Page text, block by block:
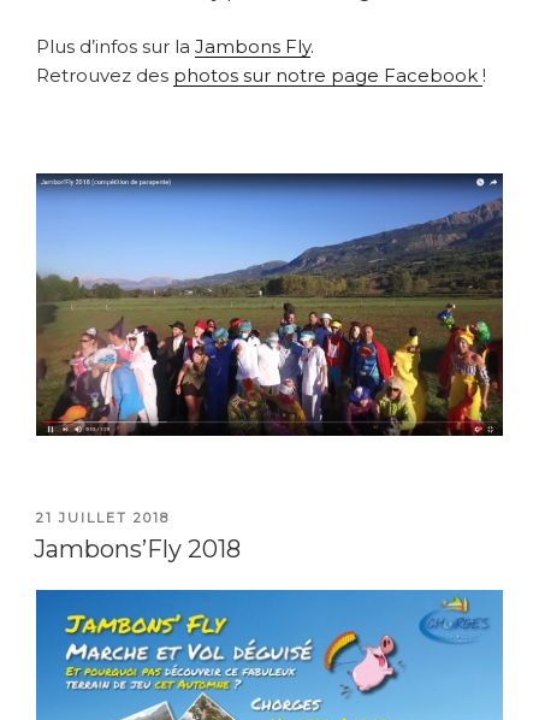
Plus d’infos sur la Jambons Fly.
Retrouvez des photos sur notre page Facebook !
PUBLIÉ
LE
21 JUILLET 2018
Jambons’Fly 2018